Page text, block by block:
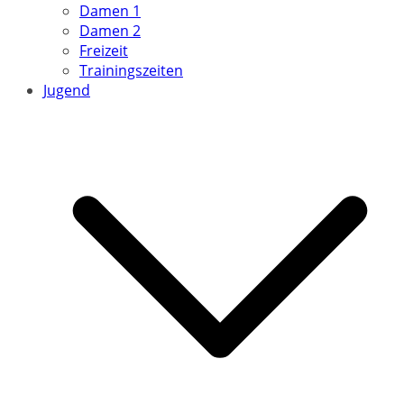
Damen 1
Damen 2
Freizeit
Trainingszeiten
Jugend